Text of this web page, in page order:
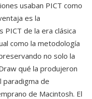
usaban PICT como
es la
PICT de la era clásica
como la metodología
no solo la
qué la produjeron
de
de Macintosh. El